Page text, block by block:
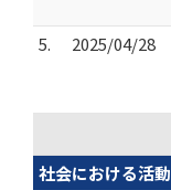
5.
2025/04/28
社会における活動